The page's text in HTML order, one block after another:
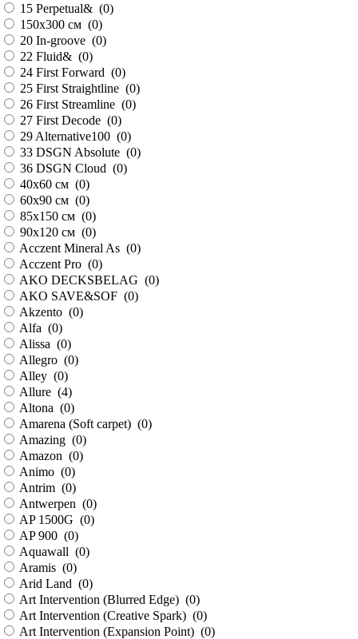
15 Perpetual& (0)
150х300 см (0)
20 In-groove (0)
22 Fluid& (0)
24 First Forward (0)
25 First Straightline (0)
26 First Streamline (0)
27 First Decode (0)
29 Alternative100 (0)
33 DSGN Absolute (0)
36 DSGN Cloud (0)
40х60 см (0)
60х90 см (0)
85х150 см (0)
90х120 см (0)
Acczent Mineral As (0)
Acczent Pro (0)
AKO DECKSBELAG (0)
AKO SAVE&SOF (0)
Akzento (0)
Alfa (0)
Alissa (0)
Allegro (0)
Alley (0)
Allure (4)
Altona (0)
Amarena (Soft carpet) (0)
Amazing (0)
Amazon (0)
Animo (0)
Antrim (0)
Antwerpen (0)
AP 1500G (0)
AP 900 (0)
Aquawall (0)
Aramis (0)
Arid Land (0)
Art Intervention (Blurred Edge) (0)
Art Intervention (Creative Spark) (0)
Art Intervention (Expansion Point) (0)